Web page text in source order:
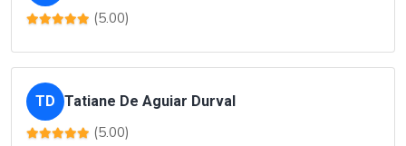
(5.00)
TD Tatiane De Aguiar Durval
(5.00)